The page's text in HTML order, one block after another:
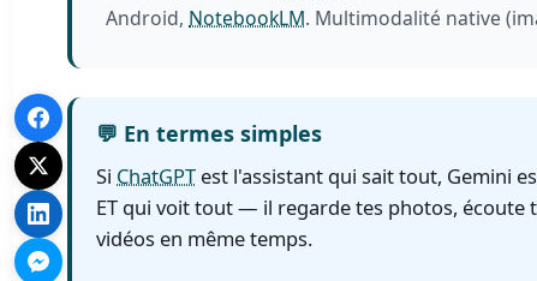
Android,NotebookLM. Multimodalité native
💬 En termes simples
Si ChatGPT est l'assistant qui sait tout, Gemini
ET qui voit tout — il regarde tes photos, écoute
vidéos en même temps.